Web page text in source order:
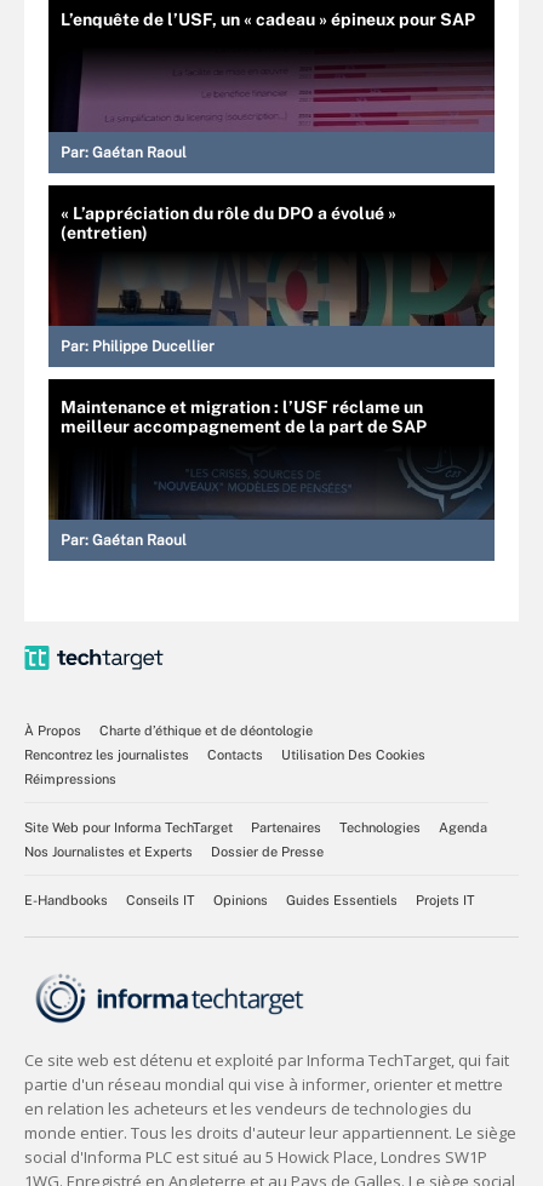
L’enquête de l’USF, un « cadeau » épineux pour SAP
Par: Gaétan Raoul
« L’appréciation du rôle du DPO a évolué »
(entretien)
Par: Philippe Ducellier
Maintenance et migration : l’USF réclame un
meilleur accompagnement de la part de SAP
Par: Gaétan Raoul
À Propos
Charte d’éthique et de déontologie
Rencontrez les journalistes
Contacts
Utilisation Des Cookies
Réimpressions
Site Web pour Informa TechTarget Partenaires Technologies
Agenda
Nos Journalistes et Experts
Dossier de Presse
E-Handbooks Conseils IT Opinions Guides Essentiels Projets IT